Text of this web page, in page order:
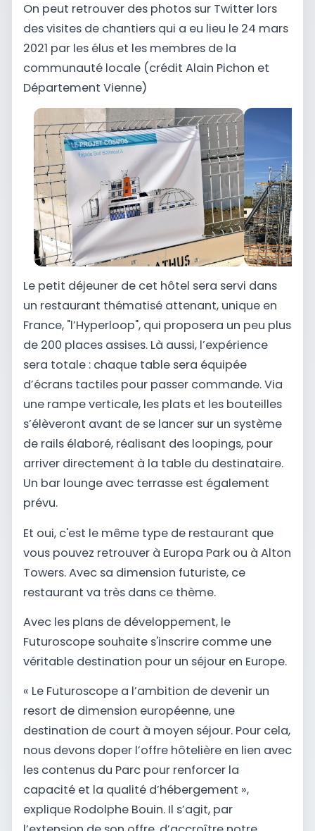
On peut retrouver des photos sur Twitter lors
des visites de chantiers qui a eu lieu le 24 mars
2021 par les élus et les membres de la
communauté locale (crédit Alain Pichon et
Département Vienne)
Le petit déjeuner de cet hôtel sera servi dans
un restaurant thématisé attenant, unique en
France, "l’Hyperloop", qui proposera un peu plus
de 200 places assises. Là aussi, l’expérience
sera totale : chaque table sera équipée
d’écrans tactiles pour passer commande. Via
une rampe verticale, les plats et les bouteilles
s’élèveront avant de se lancer sur un système
de rails élaboré, réalisant des loopings, pour
arriver directement à la table du destinataire.
Un bar lounge avec terrasse est également
prévu.
Et oui, c'est le même type de restaurant que
vous pouvez retrouver à Europa Park ou à Alton
Towers. Avec sa dimension futuriste, ce
restaurant va très dans ce thème.
Avec les plans de développement, le
Futuroscope souhaite s'inscrire comme une
véritable destination pour un séjour en Europe.
« Le Futuroscope a l’ambition de devenir un
resort de dimension européenne, une
destination de court à moyen séjour. Pour cela,
nous devons doper l’offre hôtelière en lien avec
les contenus du Parc pour renforcer la
capacité et la qualité d’hébergement »,
explique Rodolphe Bouin. Il s’agit, par